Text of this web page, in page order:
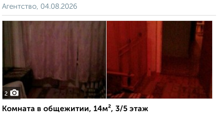
Агентство, 04.08.2026
2
Комната в общежитии, 14м², 3/5 этаж